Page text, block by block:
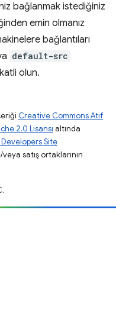
bağlanmak istediğiniz
emin olmanız
bağlantıları
default-src
olun.
Creative Commons Atıf
2.0 Lisansı altında
Site
satış ortaklarının